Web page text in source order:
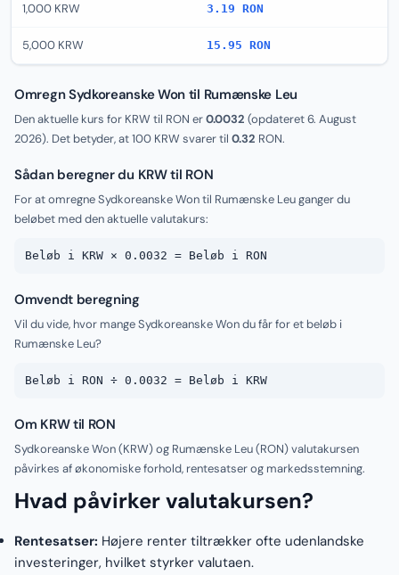
1,000 KRW 3.19 RON
5,000 KRW 15.95 RON
Omregn Sydkoreanske Won til Rumænske Leu
Den aktuelle kurs for KRW til RON er0.0032 (opdateret6. August
2026). Det betyder, at 100 KRW svarer til 0.32 RON.
Sådan beregner du KRW til RON
For at omregne Sydkoreanske Won til Rumænske Leu ganger du
beløbet med den aktuelle valutakurs:
Beløb i KRW × 0.0032 = Beløb i RON
Omvendt beregning
Vil du vide, hvor mange Sydkoreanske Won du får for et beløb i
Rumænske Leu?
Beløb i RON ÷ 0.0032 = Beløb i KRW
Om KRW til RON
Sydkoreanske Won (KRW) og Rumænske Leu (RON) valutakursen
påvirkes af økonomiske forhold, rentesatser og markedsstemning.
Hvad påvirker valutakursen?
Rentesatser: Højere renter tiltrækker ofte udenlandske
investeringer, hvilket styrker valutaen.